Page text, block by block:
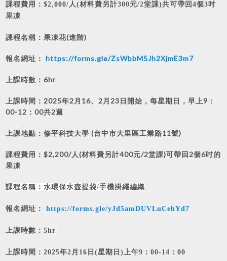
課程費用：$2,000/人(材料費另計300元/2堂課)共可帶回4個3吋
果凍
課程名稱：果凍花(進階)
報名網址： https://forms.gle/ZsWbbM5Jh2XjmE3m7
上課時數：6hr
上課時間：2025年2月16、2月23日開始，每星期日，早上9：
00-12：00共2週
上課地點：修平科技大學 (台中市大里區工業路11號)
課程費用：$2,200/人(材料費另計400元/2堂課)可帶回2個6吋的
果凍
課程名稱：水環保水壺提袋/手機掛繩編織
報名網址： https://forms.gle/yJd5amDUVLuCehYd7
上課時數：5hr
上課時間：2025年2月16日(星期日)上午9：00-14：00